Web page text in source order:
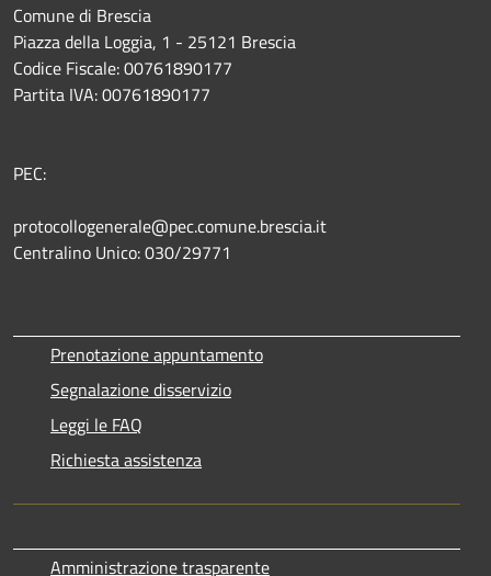
Comune di Brescia
Piazza della Loggia, 1 - 25121 Brescia
Codice Fiscale: 00761890177
Partita IVA: 00761890177
PEC:
protocollogenerale@pec.comune.brescia.it
Centralino Unico: 030/29771
Prenotazione appuntamento
Segnalazione disservizio
Leggi le FAQ
Richiesta assistenza
Amministrazione trasparente